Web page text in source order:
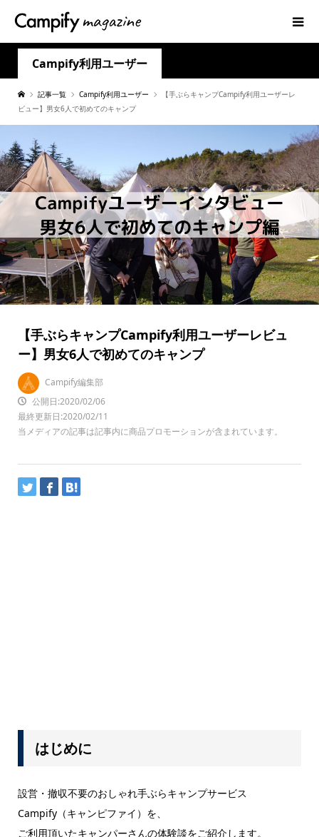
Campify利用ユーザー
記事一覧 Campify利用ユーザー
【手ぶらキャンプCampify利用ユーザーレ
ビュー】男女6人で初めてのキャンプ
【手ぶらキャンプCampify利用ユーザーレビュ
ー】男女6人で初めてのキャンプ
Campify編集部
公開日:2020/02/06
最終更新日:2020/02/11
当メディアの記事は記事内に商品プロモーションが含まれています。
はじめに
設営・撤収不要のおしゃれ手ぶらキャンプサービス
Campify（キャンピファイ）を、
ご利用頂いたキャンパーさんの体験談をご紹介します。